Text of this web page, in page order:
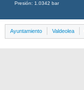
Presión: 1.0342 bar
Ayuntamiento Valdeolea